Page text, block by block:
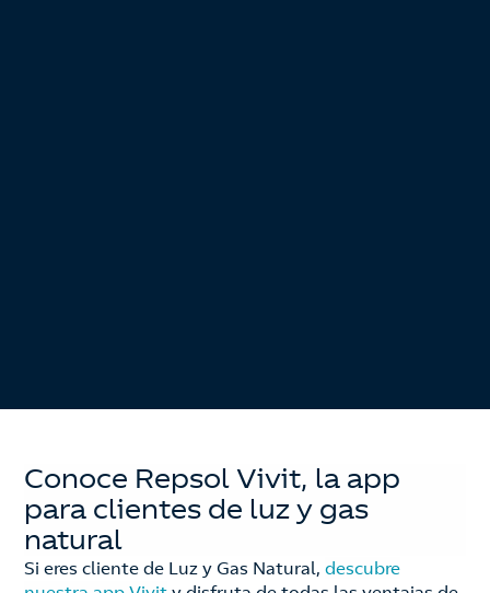
Conoce Repsol Vivit, la app
para clientes de luz y gas
natural
Si eres cliente de Luz y Gas Natural,descubre